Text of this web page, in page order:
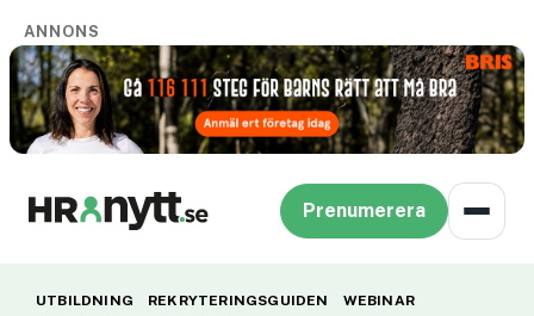
ANNONS
Prenumerera
UTBILDNING REKRYTERINGSGUIDEN
WEBINAR